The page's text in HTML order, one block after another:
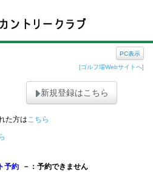
PC表示
[ゴルフ場Webサイトへ]
新規登録はこちら
た方はこちら
予約 －：予約できません